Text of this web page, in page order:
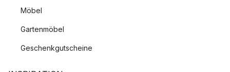
Möbel
Gartenmöbel
Geschenkgutscheine